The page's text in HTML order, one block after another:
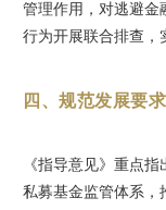
管理作用，对逃避金
行为开展联合排查，
四、规范发展要求
《指导意见》重点
私募基金监管体系，